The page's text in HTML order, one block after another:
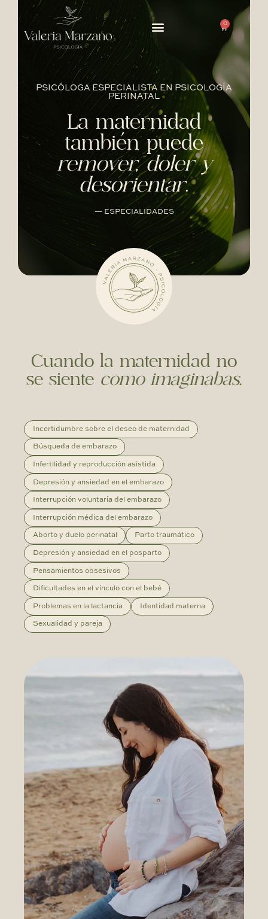
0
PSICÓLOGA ESPECIALISTA EN PSICOLOGÍA
PERINATAL
La maternidad
también puede
remover, doler y
desorientar.
— ESPECIALIDADES
Cuando la maternidad no
se siente como imaginabas.
Incertidumbre sobre el deseo de maternidad
Búsqueda de embarazo
Infertilidad y reproducción asistida
Depresión y ansiedad en el embarazo
Interrupción voluntaria del embarazo
Interrupción médica del embarazo
Aborto y duelo perinatal Parto traumático
Depresión y ansiedad en el posparto
Pensamientos obsesivos
Dificultades en el vínculo con el bebé
Problemas en la lactancia Identidad materna
Sexualidad y pareja